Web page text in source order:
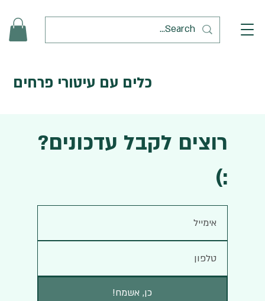
כלים עם עיטורי פרחים
רוצים לקבל עדכונים?
:)
!כן, אשמח